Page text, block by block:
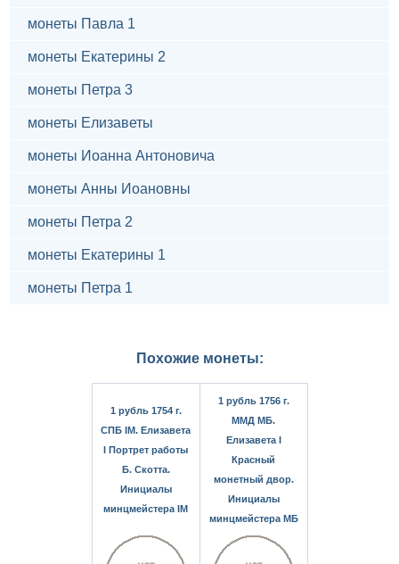
монеты Павла 1
монеты Екатерины 2
монеты Петра 3
монеты Елизаветы
монеты Иоанна Антоновича
монеты Анны Иоановны
монеты Петра 2
монеты Екатерины 1
монеты Петра 1
Похожие монеты:
1 рубль 1754 г.
СПБ IМ. Елизавета
I Портрет работы
Б. Скотта.
Инициалы
минцмейстера IM
1 рубль 1756 г.
ММД МБ.
Елизавета I
Красный
монетный двор.
Инициалы
минцмейстера МБ